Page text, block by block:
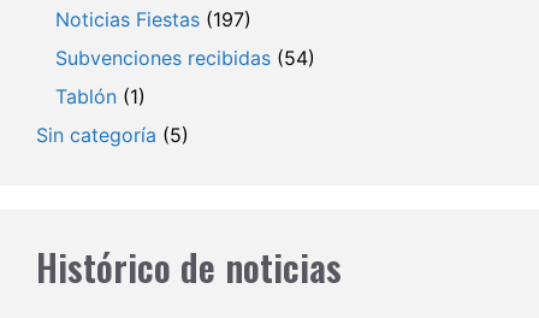
Noticias Fiestas (197)
Subvenciones recibidas (54)
Tablón (1)
Sin categoría (5)
Histórico de noticias